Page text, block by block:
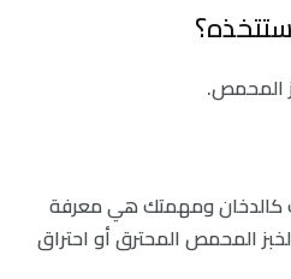
المحمص.
كالدخان ومهمتك هي معرفة
المحمص المحترق أو احتراق